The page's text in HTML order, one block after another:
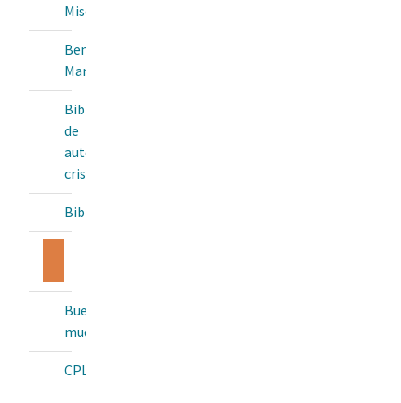
Misericordia
Bendita
María
Biblioteca
de
autores
cristianos
BibliotecaOnline
Buey
mudo
CPL